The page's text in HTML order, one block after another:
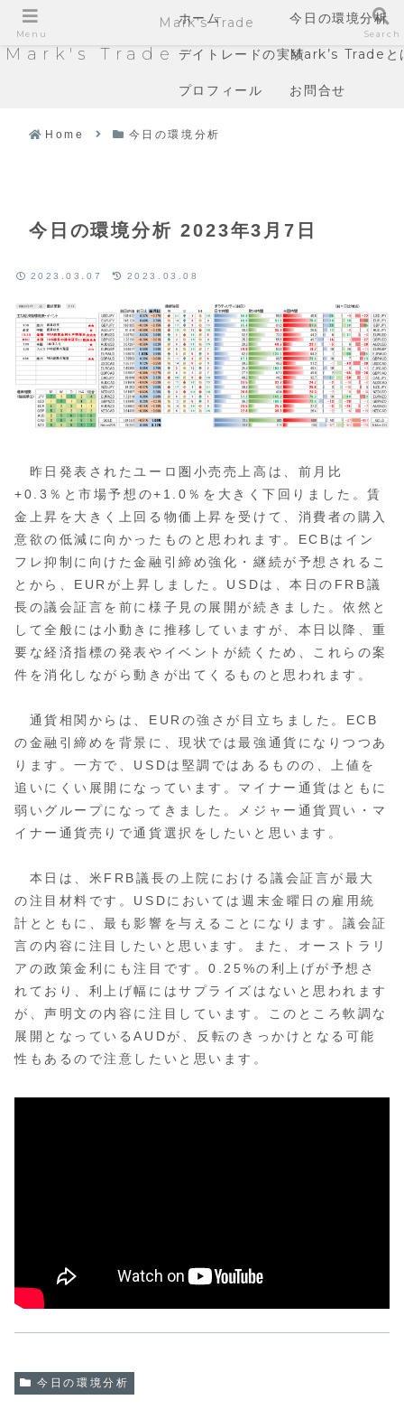
Mark's Trade
ホーム 今日の環境分析
デイトレードの実績Mark’s Tradeと
プロフィール お問合せ
Home 今日の環境分析
今日の環境分析 2023年3月7日
2023.03.07 2023.03.08
昨日発表されたユーロ圏小売売上高は、前月比
+0.3％と市場予想の+1.0％を大きく下回りました。賃
金上昇を大きく上回る物価上昇を受けて、消費者の購入
意欲の低減に向かったものと思われます。ECBはイン
フレ抑制に向けた金融引締め強化・継続が予想されるこ
とから、EURが上昇しました。USDは、本日のFRB議
長の議会証言を前に様子見の展開が続きました。依然と
して全般には小動きに推移していますが、本日以降、重
要な経済指標の発表やイベントが続くため、これらの案
件を消化しながら動きが出てくるものと思われます。
通貨相関からは、EURの強さが目立ちました。ECB
の金融引締めを背景に、現状では最強通貨になりつつあ
ります。一方で、USDは堅調ではあるものの、上値を
追いにくい展開になっています。マイナー通貨はともに
弱いグループになってきました。メジャー通貨買い・マ
イナー通貨売りで通貨選択をしたいと思います。
本日は、米FRB議長の上院における議会証言が最大
の注目材料です。USDにおいては週末金曜日の雇用統
計とともに、最も影響を与えることになります。議会証
言の内容に注目したいと思います。また、オーストラリ
アの政策金利にも注目です。0.25%の利上げが予想さ
れており、利上げ幅にはサプライズはないと思われます
が、声明文の内容に注目しています。このところ軟調な
展開となっているAUDが、反転のきっかけとなる可能
性もあるので注意したいと思います。
今日の環境分析
Menu
Mark's Trade
Search